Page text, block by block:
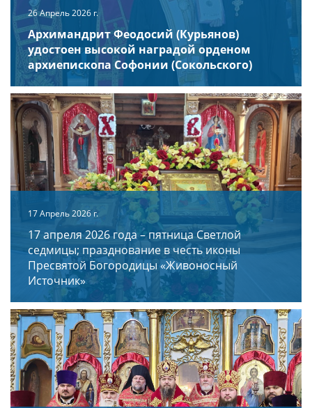
26 Апрель 2026 г.
Архимандрит Феодосий (Курьянов)
удостоен высокой наградой орденом
архиепископа Софонии (Сокольского)
17 Апрель 2026 г.
17 апреля 2026 года – пятница Светлой
седмицы; празднование в честь иконы
Пресвятой Богородицы «Живоносный
Источник»